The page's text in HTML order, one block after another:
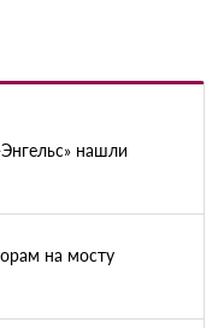
нашли
на мосту